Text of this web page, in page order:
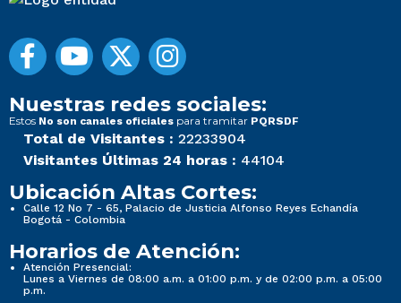
Nuestras redes sociales:
Estos No son canales oficiales para tramitar PQRSDF
Total de Visitantes : 22233904
Visitantes Últimas 24 horas : 44104
Ubicación Altas Cortes:
Calle 12 No 7 - 65, Palacio de Justicia Alfonso Reyes Echandía
Bogotá - Colombia
Horarios de Atención:
Atención Presencial:
Lunes a Viernes de 08:00 a.m. a 01:00 p.m. y de 02:00 p.m. a 05:00
p.m.